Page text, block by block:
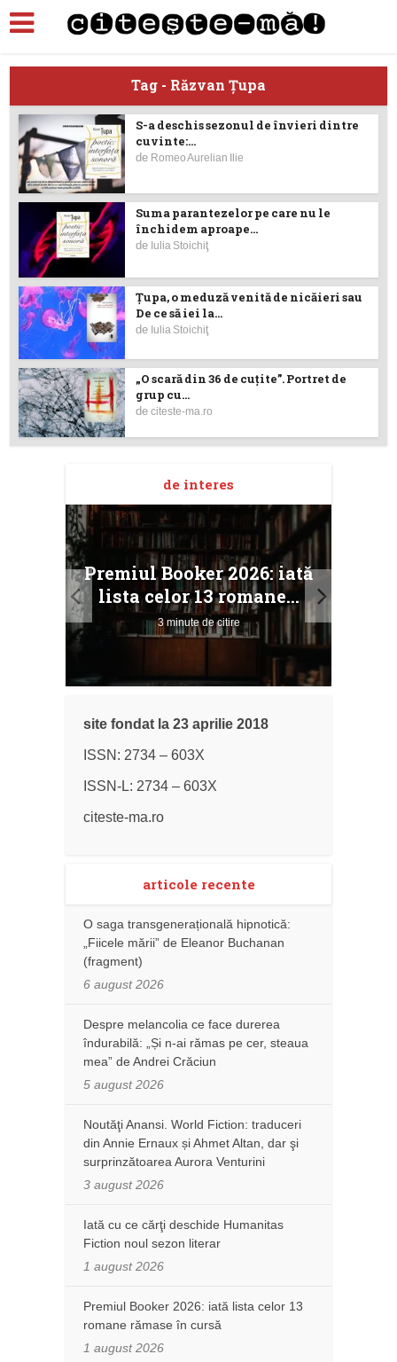
Tag - Răzvan Ţupa
S-a deschis sezonul de învieri dintre
cuvinte:...
de Romeo Aurelian Ilie
Suma parantezelor pe care nu le
închidem aproape...
de Iulia Stoichiţ
Țupa, o meduză venită de nicăieri sau
De ce să iei la...
de Iulia Stoichiţ
„O scară din 36 de cuțite”. Portret de
grup cu...
deciteste-ma.ro
de interes
Premiul Booker 2026: iată
lista celor 13 romane...
3 minute de citire
site fondat la 23 aprilie 2018
ISSN: 2734 – 603X
ISSN-L: 2734 – 603X
citeste-ma.ro
articole recente
O saga transgenerațională hipnotică:
„Fiicele mării” de Eleanor Buchanan
(fragment)
6 august 2026
Despre melancolia ce face durerea
îndurabilă: „Și n-ai rămas pe cer, steaua
mea” de Andrei Crăciun
5 august 2026
Noutăţi Anansi. World Fiction: traduceri
din Annie Ernaux și Ahmet Altan, dar şi
surprinzătoarea Aurora Venturini
3 august 2026
Iată cu ce cărţi deschide Humanitas
Fiction noul sezon literar
1 august 2026
Premiul Booker 2026: iată lista celor 13
romane rămase în cursă
1 august 2026